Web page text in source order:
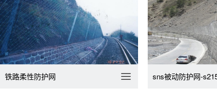
铁路柔性防护网 sns被动防护网-